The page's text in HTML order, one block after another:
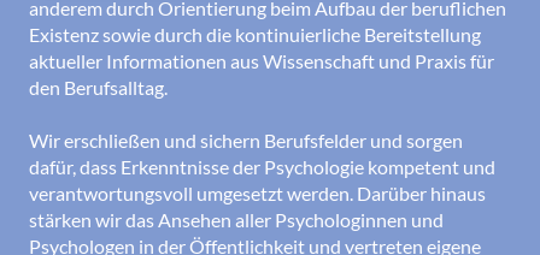
anderem durch Orientierung beim Aufbau der beruflichen
Existenz sowie durch die kontinuierliche Bereitstellung
aktueller Informationen aus Wissenschaft und Praxis für
den Berufsalltag.
Wir erschließen und sichern Berufsfelder und sorgen
dafür, dass Erkenntnisse der Psychologie kompetent und
verantwortungsvoll umgesetzt werden. Darüber hinaus
stärken wir das Ansehen aller Psychologinnen und
Psychologen in der Öffentlichkeit und vertreten eigene